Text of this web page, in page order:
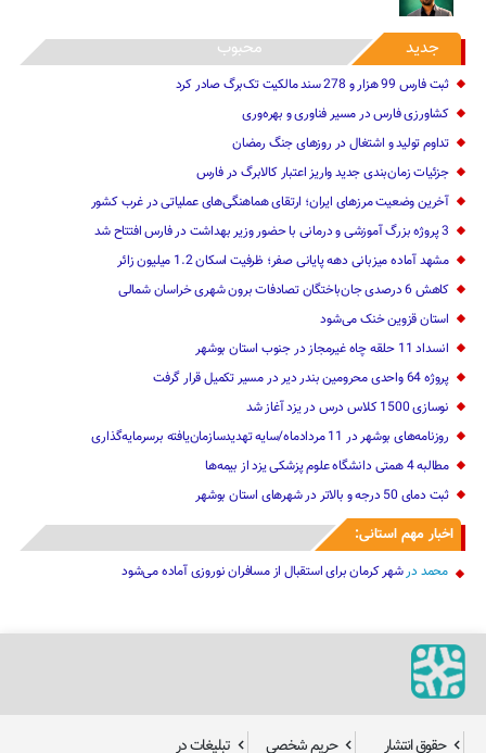
جدید محبوب
ثبت فارس 99 هزار و 278 سند مالکیت تک‌برگ صادر کرد
کشاورزی فارس در مسیر فناوری و بهره‌وری
تداوم تولید و اشتغال در روزهای جنگ رمضان
جزئیات زمان‌بندی جدید واریز اعتبار کالابرگ در فارس
آخرین وضعیت مرزهای ایران؛ ارتقای هماهنگی‌های عملیاتی در غرب کشور
3 پروژه بزرگ آموزشی و درمانی با حضور وزیر بهداشت در فارس افتتاح شد
مشهد آماده میزبانی دهه پایانی صفر؛ ظرفیت اسکان 1.2 میلیون زائر
کاهش 6 درصدی جان‌باختگان تصادفات برون شهری خراسان شمالی
استان قزوین خنک‌ می‌شود
انسداد 11 حلقه چاه غیرمجاز در جنوب استان بوشهر
پروژه 64 واحدی محرومین بندر دیر در مسیر تکمیل قرار گرفت
نوسازی 1500 کلاس درس در یزد آغاز شد
روزنامه‌های بوشهر در 11 مردادماه/سایه تهدیدسازمان‌یافته برسرمایه‌گذاری
مطالبه 4 همتی دانشگاه علوم پزشکی یزد از بیمه‌ها
ثبت دمای 50 درجه و بالاتر در شهرهای استان بوشهر
اخبار مهم استانی:
محمد درشهر کرمان برای استقبال از مسافران نوروزی آماده می‌شود
حقوق انتشار حریم شخصی تبلیغات در